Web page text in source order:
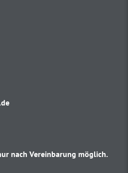
nach Vereinbarung möglich.